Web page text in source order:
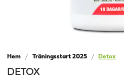
Hem Träningsstart 2025 Detox
DETOX